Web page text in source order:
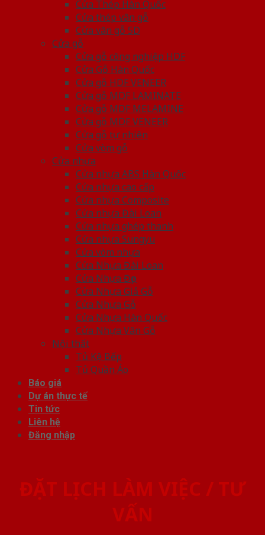
Cửa Thép Hàn Quốc
Cửa thép vân gỗ
Cửa vân gỗ 5D
Cửa gỗ
Cửa gỗ công nghiệp HDF
Cửa Gỗ Hàn Quốc
Cửa gỗ HDF VENEER
Cửa gỗ MDF LAMINATE
Cửa gỗ MDF MELAMINE
Cửa gỗ MDF VENEER
Cửa gỗ tự nhiên
Cửa vòm gỗ
Cửa nhựa
Cửa nhựa ABS Hàn Quốc
Cửa nhựa cao cấp
Cửa nhựa Composite
Cửa nhựa Đài Loan
Cửa nhựa ghép thanh
Cửa nhựa Sungyu
Cửa vòm nhựa
Cửa Nhựa Đài Loan
Cửa Nhựa Đẹp
Cửa Nhựa Giả Gỗ
Cửa Nhựa Gỗ
Cửa Nhựa Hàn Quốc
Cửa Nhựa Vân Gỗ
Nội thất
Tủ Kệ Bếp
Tủ Quần Áo
Báo giá
Dự án thực tế
Tin tức
Liên hệ
Đăng nhập
ĐẶT LỊCH LÀM VIỆC / TƯ
VẤN